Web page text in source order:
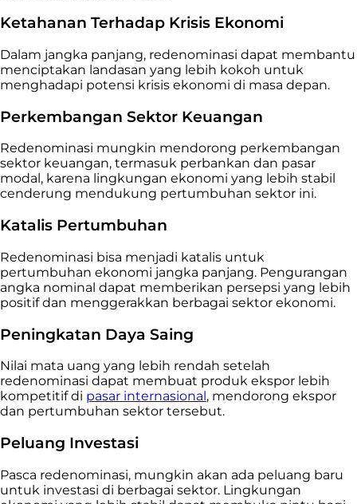
Ketahanan Terhadap Krisis Ekonomi
Dalam jangka panjang, redenominasi dapat membantu
menciptakan landasan yang lebih kokoh untuk
menghadapi potensi krisis ekonomi di masa depan.
Perkembangan Sektor Keuangan
Redenominasi mungkin mendorong perkembangan
sektor keuangan, termasuk perbankan dan pasar
modal, karena lingkungan ekonomi yang lebih stabil
cenderung mendukung pertumbuhan sektor ini.
Katalis Pertumbuhan
Redenominasi bisa menjadi katalis untuk
pertumbuhan ekonomi jangka panjang. Pengurangan
angka nominal dapat memberikan persepsi yang lebih
positif dan menggerakkan berbagai sektor ekonomi.
Peningkatan Daya Saing
Nilai mata uang yang lebih rendah setelah
redenominasi dapat membuat produk ekspor lebih
kompetitif di pasar internasional , mendorong ekspor
dan pertumbuhan sektor tersebut.
Peluang Investasi
Pasca redenominasi, mungkin akan ada peluang baru
untuk investasi di berbagai sektor. Lingkungan